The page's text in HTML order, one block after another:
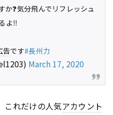
か❓気分飛んでリフレッシュ
よ‼️
告です#長州力
March 17, 2020
これだけの人気アカウント